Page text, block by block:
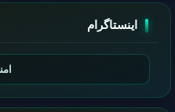
اینستاگرام